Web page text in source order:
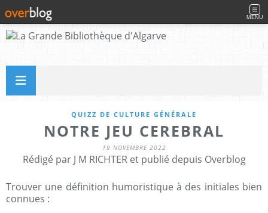
MENU
QUIZZ DE CULTURE GÉNÉRALE
NOTRE JEU CEREBRAL
19 NOVEMBRE 2022
Rédigé par J M RICHTER et publié depuis Overblog
Trouver une définition humoristique à des initiales bien
connues :